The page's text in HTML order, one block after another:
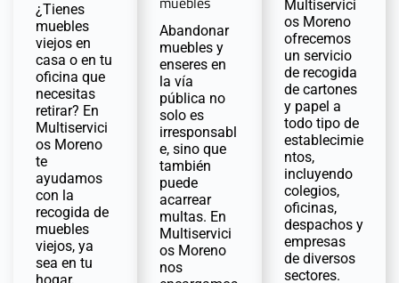
¿Tienes
muebles
viejos en
casa o en tu
oficina que
necesitas
retirar? En
Multiservici
os Moreno
te
ayudamos
con la
recogida de
muebles
viejos, ya
sea en tu
Abandonar
muebles y
enseres en
la vía
pública no
solo es
irresponsabl
e, sino que
también
puede
acarrear
multas. En
Multiservici
os Moreno
nos
Multiservici
os Moreno
ofrecemos
un servicio
de recogida
de cartones
y papel a
todo tipo de
establecimie
ntos,
incluyendo
colegios,
oficinas,
despachos y
empresas
de diversos
sectores.